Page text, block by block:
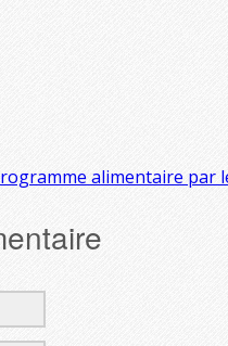
alimentaire par